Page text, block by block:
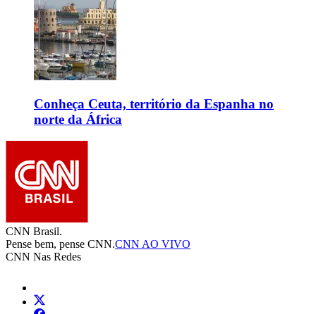
Conheça Ceuta, território da Espanha no
norte da África
CNN Brasil.
Pense bem, pense CNN.CNN AO VIVO
CNN Nas Redes